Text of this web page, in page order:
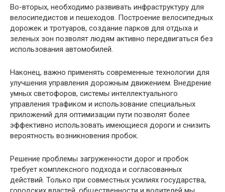
Во-вторых, необходимо развивать инфраструктуру для
велосипедистов и пешеходов. Построение велосипедных
дорожек и тротуаров, создание парков для отдыха и
зеленых зон позволят людям активно передвигаться без
использования автомобилей.
Наконец, важно применять современные технологии для
улучшения управления дорожным движением. Внедрение
умных светофоров, системы интеллектуального
управления трафиком и использование специальных
приложений для оптимизации пути позволят более
эффективно использовать имеющиеся дороги и снизить
вероятность возникновения пробок.
Решение проблемы загруженности дорог и пробок
требует комплексного подхода и согласованных
действий. Только при совместных усилиях государства,